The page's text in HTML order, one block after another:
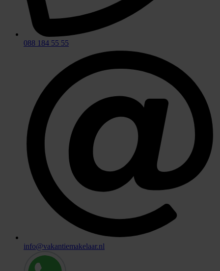
088 184 55 55
info@vakantiemakelaar.nl